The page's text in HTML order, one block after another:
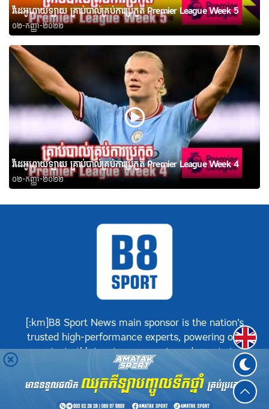
វីដេអូហាយឡាយ គ្រាប់បាល់គ្រប់ការប្រកួត Premier League Week 5
០២-កញ្ញា-២០២២
វីដេអូហាយឡាយ គ្រាប់បាល់គ្រប់ការប្រកួត Premier League Week 4
០២-កញ្ញា-២០២២
[:km]B8 Sport News main sponsor is the nation’s
trusted high-performance experts, powering our
greatest athletes, teams, sports and events to
achieve positive success.[:]
B8 Sport News2026. រក្សាសិទ្ធិគ្រប់យ៉ាង.